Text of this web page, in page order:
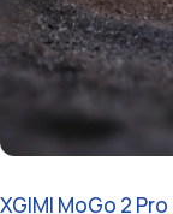
XGIMI MoGo 2 Pro